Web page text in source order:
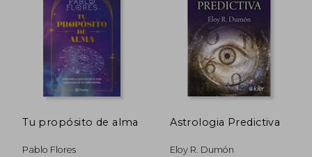
45% 45%
dcto.
Tu propósito de alma
Pablo Flores
Astrologia Predictiva
Eloy R. Dumón